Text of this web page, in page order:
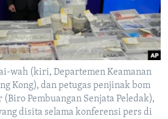
wah (kiri, Departemen Keamanan
Kong), dan petugas penjinak bom
Pembuangan Senjata Peledak),
disita selama konferensi pers di